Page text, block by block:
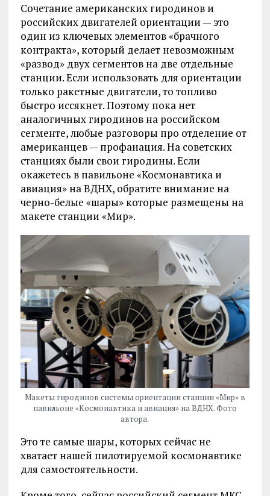
Сочетание американских гиродинов и
российских двигателей ориентации — это
один из ключевых элементов «брачного
контракта», который делает невозможным
«развод» двух сегментов на две отдельные
станции. Если использовать для ориентации
только ракетные двигатели, то топливо
быстро иссякнет. Поэтому пока нет
аналогичных гиродинов на российском
сегменте, любые разговоры про отделение от
американцев — профанация. На советских
станциях были свои гиродины. Если
окажетесь в павильоне «Космонавтика и
авиация» на ВДНХ, обратите внимание на
черно-белые «шары» которые размещены на
макете станции «Мир».
Макеты гиродинов системы ориентации станции «Мир» в
павильоне «Космонавтика и авиация» на ВДНХ. Фото
автора.
Это те самые шары, которых сейчас не
хватает нашей пилотируемой космонавтике
для самостоятельности.